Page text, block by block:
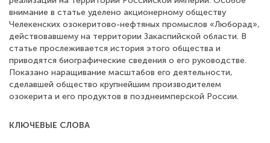
внимание в статье уделено акционерному обществу
Челекенских озокеритово-нефтяных промыслов «Люборад»,
действовавшему на территории Закаспийской области. В
статье прослеживается история этого общества и
приводятся биографические сведения о его руководстве.
Показано наращивание масштабов его деятельности,
сделавшей общество крупнейшим производителем
озокерита и его продуктов в позднеимперской России.
КЛЮЧЕВЫЕ СЛОВА